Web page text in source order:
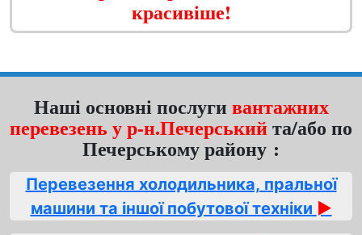
красивіше!
Наші основні послугивантажних
перевезень у р-н.Печерськийта/або по
Печерському району :
Перевезення холодильника, пральної
машини та іншої побутової техніки ►